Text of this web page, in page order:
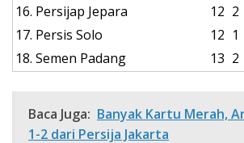
16. Persijap Jepara 12 2
17. Persis Solo 12 1
18. Semen Padang 13 2
Baca Juga: Banyak Kartu Merah,
1-2 dari Persija Jakarta